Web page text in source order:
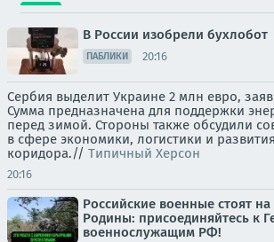
В России изобрели бухлобот
ПАБЛИКИ 20:16
Сербия выделит Украине 2 млн евро,
Сумма предназначена для поддержки
перед зимой. Стороны также обсудили
в сфере экономики, логистики и
коридора.// Типичный Херсон
20:16
Российские военные стоят
Родины: присоединяйтесь к
военнослужащим РФ!